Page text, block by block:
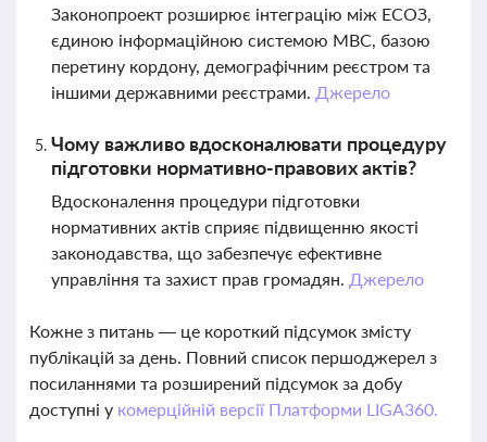
Законопроект розширює інтеграцію між ЕСОЗ,
єдиною інформаційною системою МВС, базою
перетину кордону, демографічним реєстром та
іншими державними реєстрами. Джерело
Чому важливо вдосконалювати процедуру
підготовки нормативно-правових актів?
Вдосконалення процедури підготовки
нормативних актів сприяє підвищенню якості
законодавства, що забезпечує ефективне
управління та захист прав громадян. Джерело
Кожне з питань — це короткий підсумок змісту
публікацій за день. Повний список першоджерел з
посиланнями та розширений підсумок за добу
доступні у комерційній версії Платформи LIGA360.